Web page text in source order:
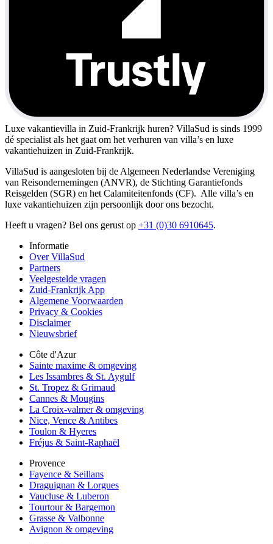
Luxe vakantievilla in Zuid-Frankrijk huren? VillaSud is sinds 1999
dé specialist als het gaat om het verhuren van villa’s en luxe
vakantiehuizen in Zuid-Frankrijk.
VillaSud is aangesloten bij de Algemeen Nederlandse Vereniging
van Reisondernemingen (ANVR), de Stichting Garantiefonds
Reisgelden (SGR) en het Calamiteitenfonds (CF). Alle villa’s en
luxe vakantiehuizen zijn persoonlijk door ons bezocht.
Heeft u vragen? Bel ons gerust op +31 (0)30 6910645.
Informatie
Over VillaSud
Partners
Veelgestelde vragen
Zuid-Frankrijk App
Algemene Voorwaarden
Privacy & Cookies
Disclaimer
Nieuwsbrief
Côte d'Azur
Sainte maxime & omgeving
Les Issambres & St. Aygulf
St. Tropez & Grimaud
Cannes & Mougins
La Croix-valmer & omgeving
Nice, Vence & Antibes
Toulon & Hyeres
Fréjus & Saint-Raphaël
Provence
Fayence & Seillans
Draguignan & Lorgues
Vaucluse & Luberon
Tourtour & Bargemon
Grasse & Valbonne
Avignon & omgeving